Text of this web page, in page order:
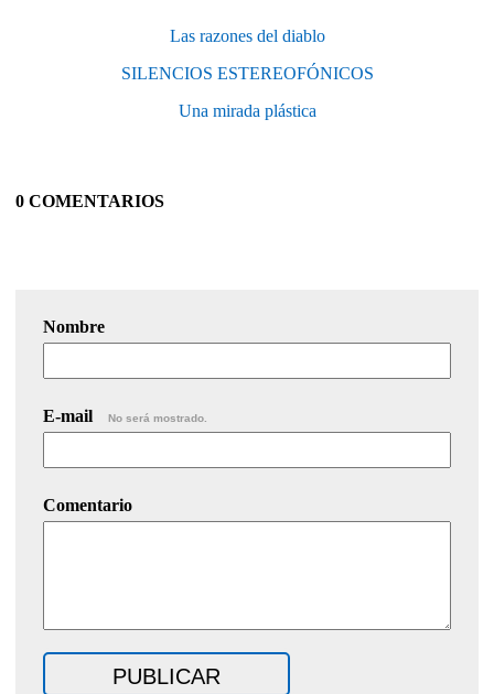
Las razones del diablo
SILENCIOS ESTEREOFÓNICOS
Una mirada plástica
0 COMENTARIOS
Nombre
E-mail No será mostrado.
Comentario